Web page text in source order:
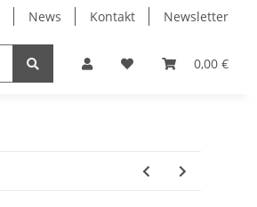
News Kontakt Newsletter
0,00 €
Lagertechnik Lineartechnik